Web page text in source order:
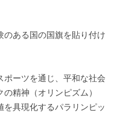
ある国の国旗を貼り付け
ーツを通じ、平和な社会
精神（オリンピズム）
具現化するパラリンピッ